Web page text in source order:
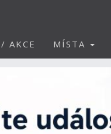
AKCE MÍSTA